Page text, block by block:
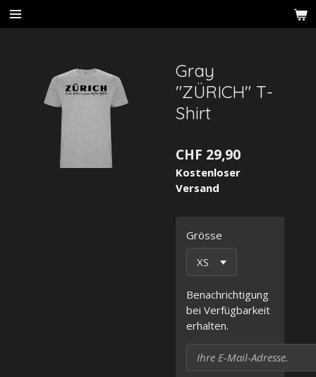
Zum
Hauptinhalt
Gray
"ZÜRICH" T-
Shirt
CHF 29,90
Kostenloser
Versand
Grösse
Benachrichtigung
bei Verfügbarkeit
erhalten.